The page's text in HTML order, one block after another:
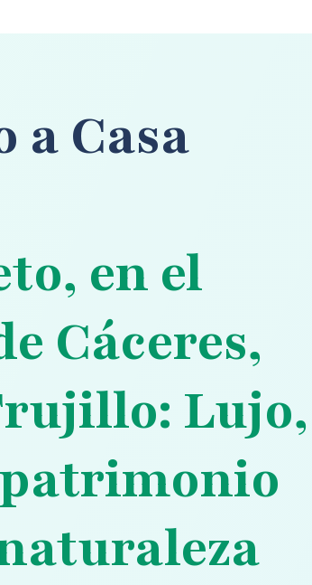
a Casa
en el
Cáceres,
Lujo,